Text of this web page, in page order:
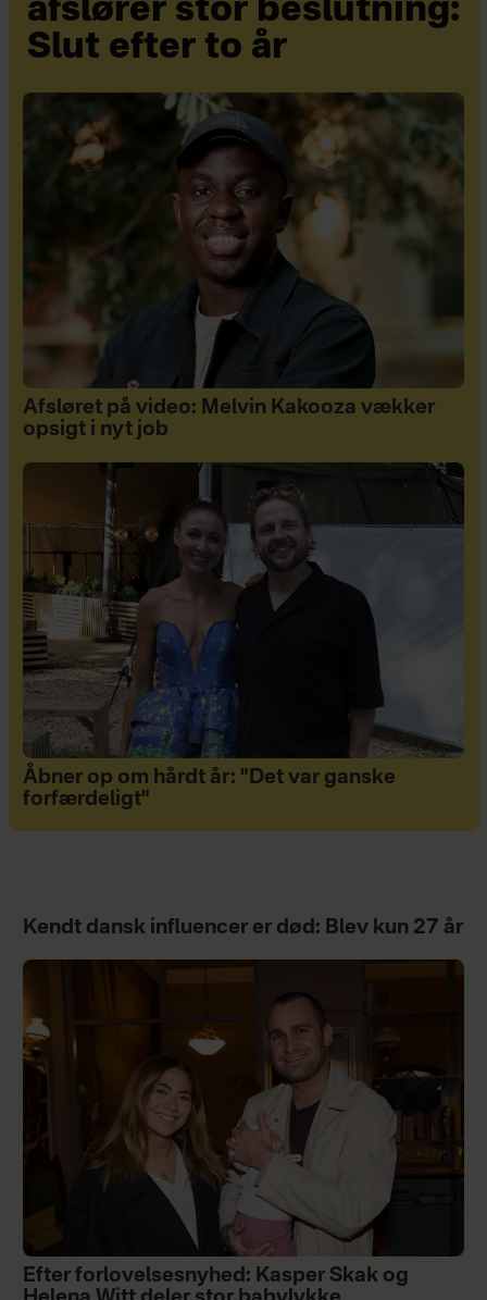
afslører stor beslutning:
Slut efter to år
Afsløret på video: Melvin Kakooza vækker
opsigt i nyt job
Åbner op om hårdt år: "Det var ganske
forfærdeligt"
Kendt dansk influencer er død: Blev kun 27 år
Efter forlovelsesnyhed: Kasper Skak og